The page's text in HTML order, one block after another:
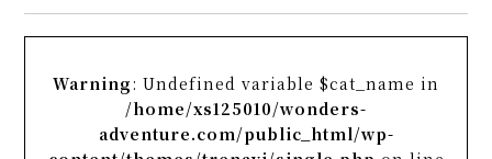
Warning: Undefined variable $cat_name in
/home/xs125010/wonders-
adventure.com/public_html/wp-